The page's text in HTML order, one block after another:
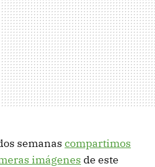
semanas compartimos
imágenes de este